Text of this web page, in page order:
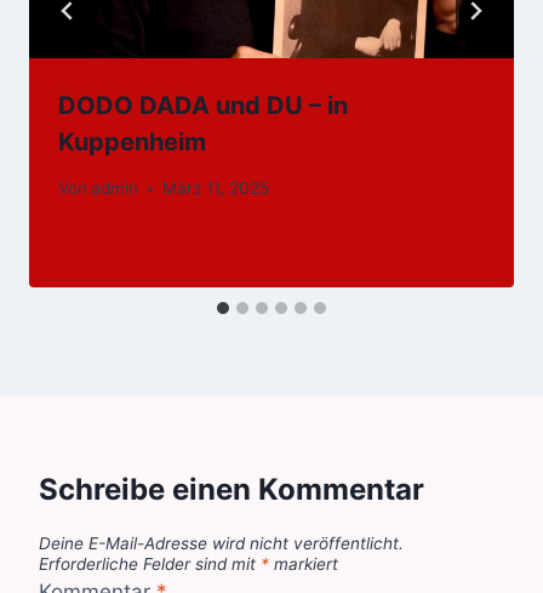
DODO DADA und DU – in
Kuppenheim
Von admin März 11, 2025
Schreibe einen Kommentar
Deine E-Mail-Adresse wird nicht veröffentlicht.
Erforderliche Felder sind mit * markiert